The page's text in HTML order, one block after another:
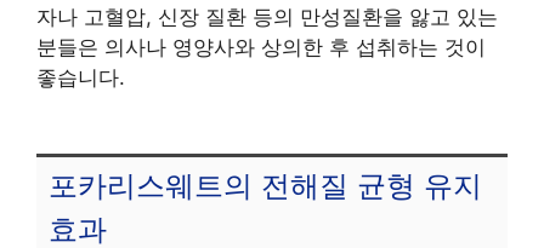
자나 고혈압, 신장 질환 등의 만성질환을 앓고 있는
분들은 의사나 영양사와 상의한 후 섭취하는 것이
좋습니다.
포카리스웨트의 전해질 균형 유지
효과